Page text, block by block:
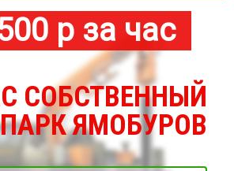
р за час
СОБСТВЕННЫЙ
ЯМОБУРОВ